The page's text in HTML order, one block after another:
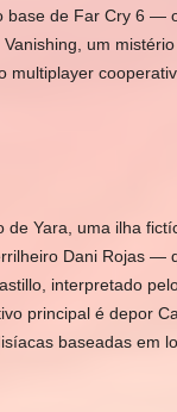
base de Far Cry 6 —
um mistério
multiplayer
de Yara, uma ilha
Dani Rojas —
interpretado
principal é depor
baseadas em